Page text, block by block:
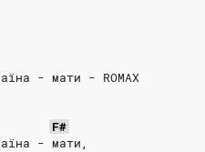
- мати - ROMAX
F#
- мати,